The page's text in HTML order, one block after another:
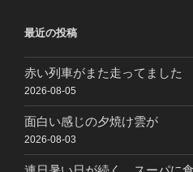
最近の投稿
赤い列車がまた走ってました
2026-08-05
面白い感じの夕焼け雲が
2026-08-03